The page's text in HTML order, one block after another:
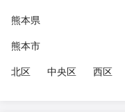
熊本県
熊本市
北区
中央区 西区